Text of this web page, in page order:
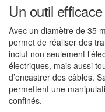
Un outil efficace
Avec un diamètre de 35
permet de réaliser des
inclut non seulement
électriques, mais aussi
d’encastrer des câbles.
permettent une
confinés.